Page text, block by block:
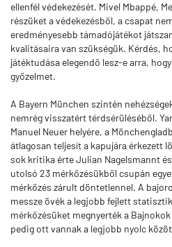
ellenfél védekezését. Mivel Mbappé,
részüket a védekezésből, a csapat
eredményesebb támadójátékot
kvalitásaira van szükségük. Kérdés,
játéktudása elegendő lesz-e arra,
győzelmet.
A Bayern München szintén
nemrég visszatért térdsérüléséből.
Manuel Neuer helyére, a
átlagosan teljesít a kapujára érkezett
sok kritika érte Julian Nagelsmannt
utolsó 23 mérkőzésükből csupán
mérkőzés zárult döntetlennel. A
messze övék a legjobb fejlett
mérkőzésüket megnyerték a
pedig ott vannak a legjobb nyolc